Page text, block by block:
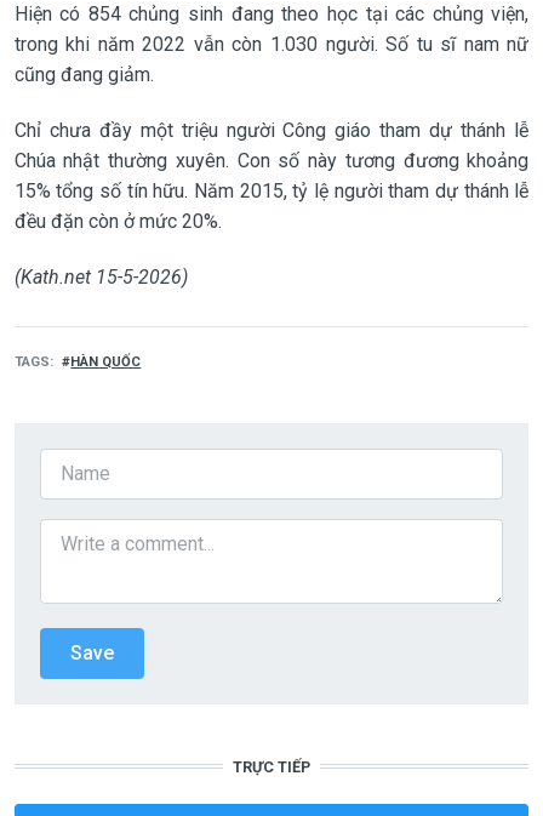
Hiện có 854 chủng sinh đang theo học tại các chủng viện,
trong khi năm 2022 vẫn còn 1.030 người. Số tu sĩ nam nữ
cũng đang giảm.
Chỉ chưa đầy một triệu người Công giáo tham dự thánh lễ
Chúa nhật thường xuyên. Con số này tương đương khoảng
15% tổng số tín hữu. Năm 2015, tỷ lệ người tham dự thánh lễ
đều đặn còn ở mức 20%.
(Kath.net 15-5-2026)
TAGS HÀN QUỐC
TRỰC TIẾP